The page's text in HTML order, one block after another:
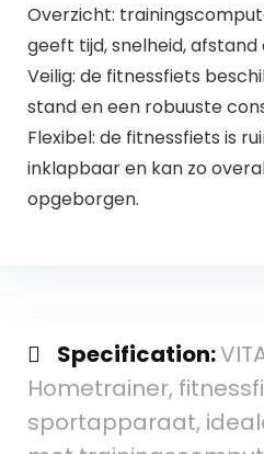
Overzicht:
geeft tijd, snelheid,
Veilig: de fitnessfiets
stand en een robuuste
Flexibel: de fitnessfiets is
inklapbaar en kan zo
opgeborgen.
Specification:
Hometrainer,
sportapparaat,